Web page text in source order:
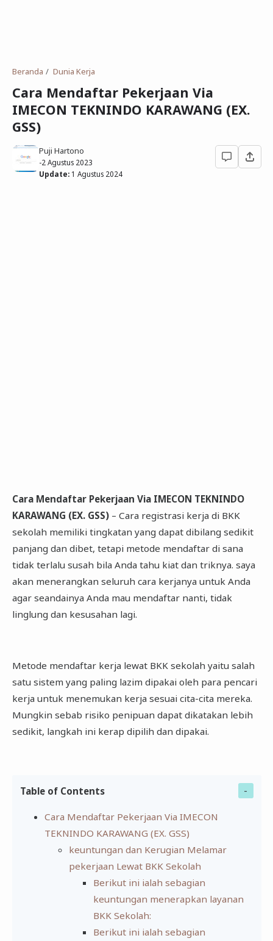
Gambar Orang dan Pohon
Download Soal
Tidak Bersekolah
Beranda Dunia Kerja
Cara Mendaftar Pekerjaan Via
IMECON TEKNINDO KARAWANG (EX.
GSS)
Puji Hartono
-2 Agustus 2023
Update: 1 Agustus 2024
Cara Mendaftar Pekerjaan Via IMECON TEKNINDO
KARAWANG (EX. GSS)– Cara registrasi kerja di BKK
sekolah memiliki tingkatan yang dapat dibilang sedikit
panjang dan dibet, tetapi metode mendaftar di sana
tidak terlalu susah bila Anda tahu kiat dan triknya. saya
akan menerangkan seluruh cara kerjanya untuk Anda
agar seandainya Anda mau mendaftar nanti, tidak
linglung dan kesusahan lagi.
Metode mendaftar kerja lewat BKK sekolah yaitu salah
satu sistem yang paling lazim dipakai oleh para pencari
kerja untuk menemukan kerja sesuai cita-cita mereka.
Mungkin sebab risiko penipuan dapat dikatakan lebih
sedikit, langkah ini kerap dipilih dan dipakai.
Table of Contents
Cara Mendaftar Pekerjaan Via IMECON
TEKNINDO KARAWANG (EX. GSS)
keuntungan dan Kerugian Melamar
pekerjaan Lewat BKK Sekolah
Berikut ini ialah sebagian
keuntungan menerapkan layanan
BKK Sekolah:
Berikut ini ialah sebagian